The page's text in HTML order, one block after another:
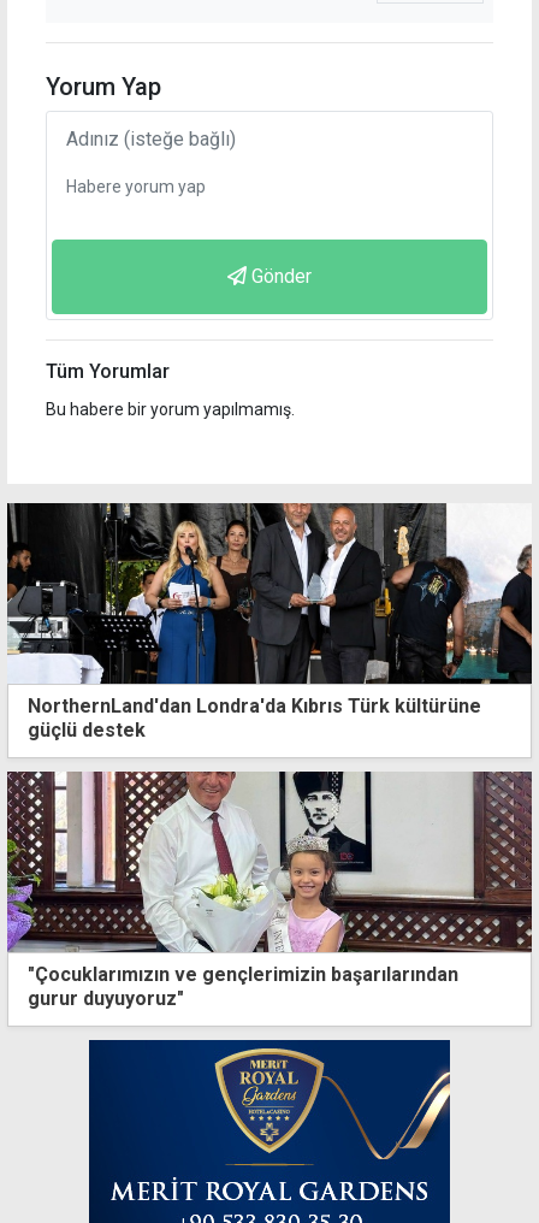
Yorum Yap
Gönder
Tüm Yorumlar
Bu habere bir yorum yapılmamış.
NorthernLand'dan Londra'da Kıbrıs Türk kültürüne
güçlü destek
"Çocuklarımızın ve gençlerimizin başarılarından
gurur duyuyoruz"